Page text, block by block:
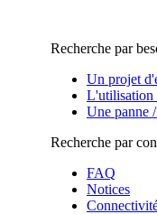
Recherche par
Un projet
L'utilisation
Une panne
Recherche par
FAQ
Notices